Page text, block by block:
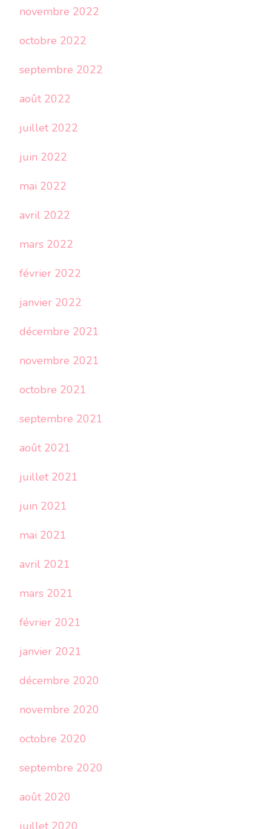
novembre 2022
octobre 2022
septembre 2022
août 2022
juillet 2022
juin 2022
mai 2022
avril 2022
mars 2022
février 2022
janvier 2022
décembre 2021
novembre 2021
octobre 2021
septembre 2021
août 2021
juillet 2021
juin 2021
mai 2021
avril 2021
mars 2021
février 2021
janvier 2021
décembre 2020
novembre 2020
octobre 2020
septembre 2020
août 2020
juillet 2020